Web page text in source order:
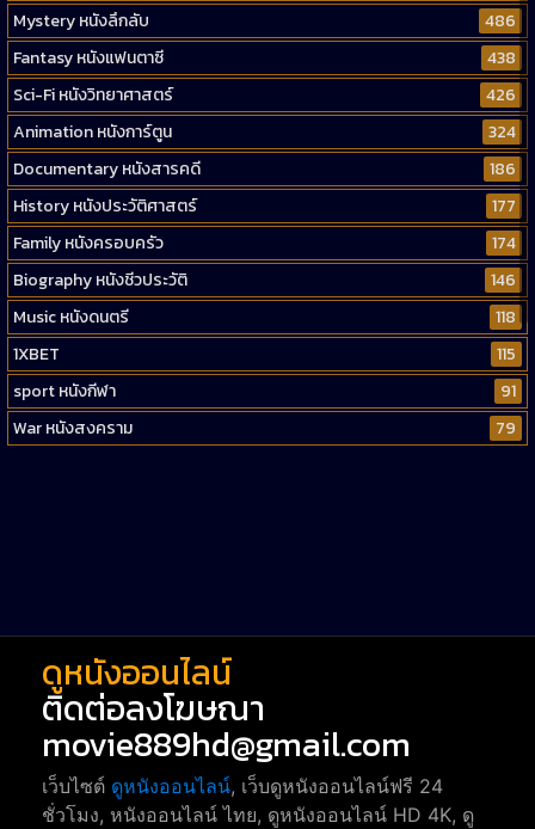
Mystery หนังลึกลับ
486
Fantasy หนังแฟนตาซี
438
Sci-Fi หนังวิทยาศาสตร์
426
Animation หนังการ์ตูน
324
Documentary หนังสารคดี
186
History หนังประวัติศาสตร์
177
Family หนังครอบครัว
174
Biography หนังชีวประวัติ
146
Music หนังดนตรี
118
1XBET
115
sport หนังกีฬา
91
War หนังสงคราม
79
ดูหนังออนไลน์
ติดต่อลงโฆษณา
movie889hd@gmail.com
เว็บไซต์ ดูหนังออนไลน์, เว็บดูหนังออนไลน์ฟรี 24
ชั่วโมง, หนังออนไลน์ ไทย, ดูหนังออนไลน์ HD 4K, ดู